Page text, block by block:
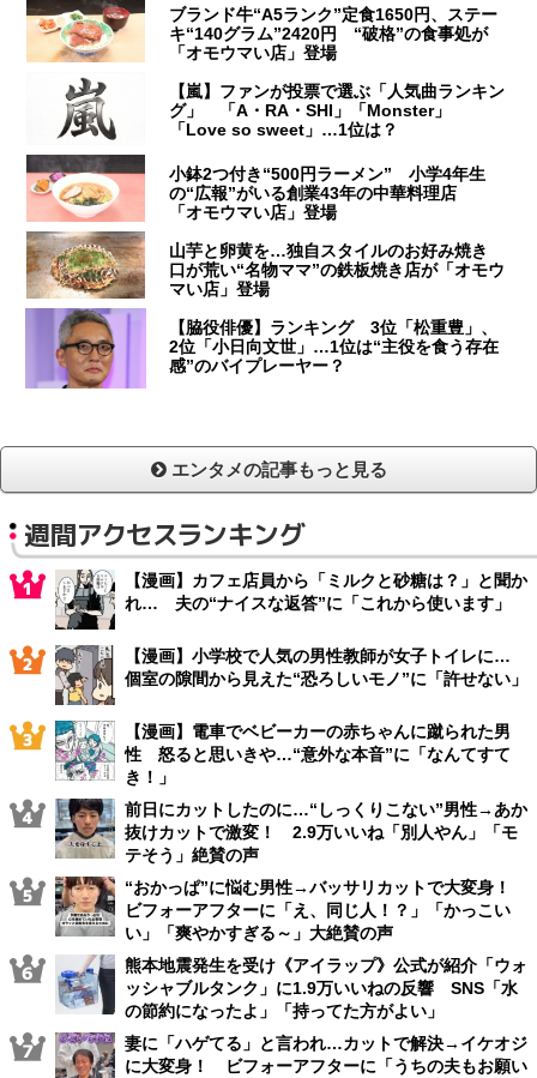
ブランド牛“A5ランク”定食1650円、ステー
キ“140グラム”2420円 “破格”の食事処が
「オモウマい店」登場
【嵐】ファンが投票で選ぶ「人気曲ランキン
グ」 「A・RA・SHI」「Monster」
「Love so sweet」…1位は？
小鉢2つ付き“500円ラーメン” 小学4年生
の“広報”がいる創業43年の中華料理店
「オモウマい店」登場
山芋と卵黄を…独自スタイルのお好み焼き
口が荒い“名物ママ”の鉄板焼き店が「オモウ
マい店」登場
【脇役俳優】ランキング 3位「松重豊」、
2位「小日向文世」…1位は“主役を食う存在
感”のバイプレーヤー？
エンタメの記事もっと見る
週間アクセスランキング
【漫画】カフェ店員から「ミルクと砂糖は？」と聞か
れ… 夫の“ナイスな返答”に「これから使います」
【漫画】小学校で人気の男性教師が女子トイレに…
個室の隙間から見えた“恐ろしいモノ”に「許せない」
【漫画】電車でベビーカーの赤ちゃんに蹴られた男
性 怒ると思いきや…“意外な本音”に「なんてすて
き！」
前日にカットしたのに…“しっくりこない”男性→あか
抜けカットで激変！ 2.9万いいね「別人やん」「モ
テそう」絶賛の声
“おかっぱ”に悩む男性→バッサリカットで大変身！
ビフォーアフターに「え、同じ人！？」「かっこい
い」「爽やかすぎる～」大絶賛の声
熊本地震発生を受け《アイラップ》公式が紹介「ウォ
ッシャブルタンク」に1.9万いいねの反響 SNS「水
の節約になったよ」「持ってた方がよい」
妻に「ハゲてる」と言われ…カットで解決→イケオジ
に大変身！ ビフォーアフターに「うちの夫もお願い